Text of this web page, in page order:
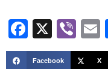
Facebook
X
Facebook X